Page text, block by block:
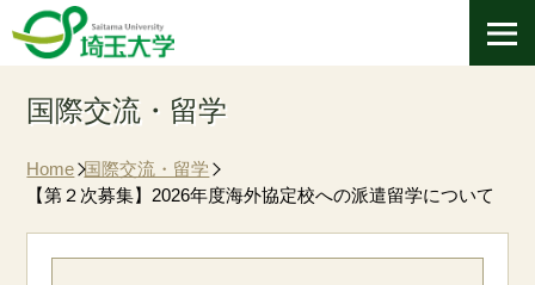
国際交流・留学
Home 国際交流・留学
【第２次募集】2026年度海外協定校への派遣留学について